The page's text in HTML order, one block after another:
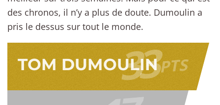
des chronos, il n’y a plus de doute. Dumoulin a
pris le dessus sur tout le monde.
TOM DUMOULIN
33PTS